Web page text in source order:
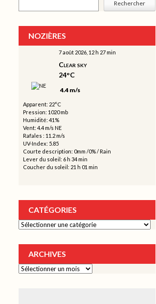
Rechercher
NOZIÈRES
7 août 2026, 12 h 27 min
Clear sky
24°C
4.4 m/s
Apparent: 22°C
Pression: 1020 mb
Humidité: 41%
Vent: 4.4 m/s NE
Rafales : 11.2 m/s
UV-Index: 5.85
Courte description: 0mm /0%/Rain
Lever du soleil: 6 h 34 min
Coucher du soleil: 21 h 01 min
CATÉGORIES
Catégories
ARCHIVES
Archives